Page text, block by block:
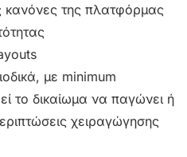
της πλατφόρμας
με minimum
το δικαίωμα να παγώνει ή
χειραγώγησης